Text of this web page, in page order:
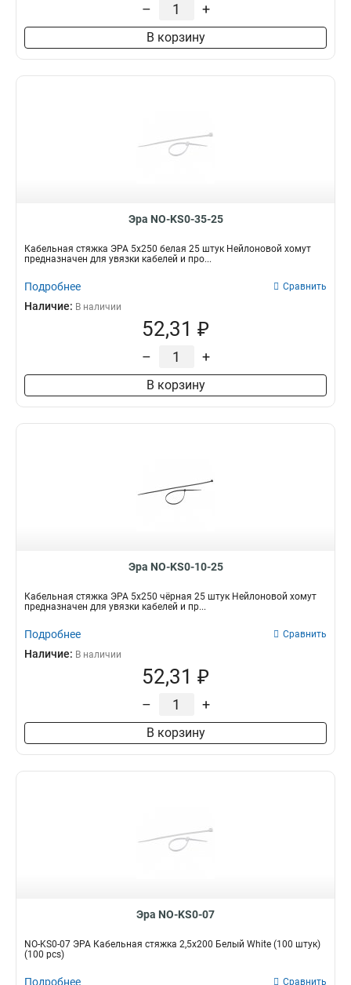
– +
В корзину
Эра NO-KS0-35-25
Кабельная стяжка ЭРА 5x250 белая 25 штук Нейлоновой хомут
предназначен для увязки кабелей и про...
Подробнее Сравнить
Наличие: В наличии
52,31 ₽
– +
В корзину
Эра NO-KS0-10-25
Кабельная стяжка ЭРА 5x250 чёрная 25 штук Нейлоновой хомут
предназначен для увязки кабелей и пр...
Подробнее Сравнить
Наличие: В наличии
52,31 ₽
– +
В корзину
Эра NO-KS0-07
NO-KS0-07 ЭРА Кабельная стяжка 2,5х200 Белый White (100 штук)
(100 pcs)
Подробнее Сравнить